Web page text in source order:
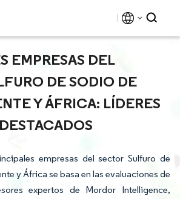
EMPRESAS DEL
DE SODIO DE
Y ÁFRICA: LÍDERES
empresas del sector Sulfuro de
y África se basa en las evaluaciones de
expertos de Mordor Intelligence,